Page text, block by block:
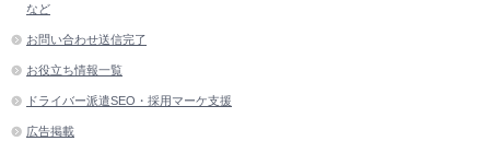
など
お問い合わせ送信完了
お役立ち情報一覧
ドライバー派遣SEO・採用マーケ支援
広告掲載